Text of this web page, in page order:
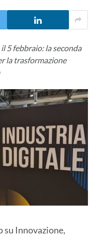
5 febbraio: la seconda
la trasformazione
su Innovazione,